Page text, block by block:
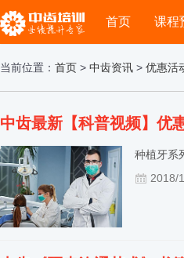
首页 课程
当前位置： 首页 > 中齿资讯 > 优惠活
中齿最新【科普视频】优
种植牙系
2018/